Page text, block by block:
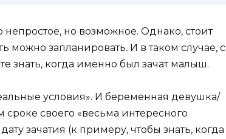
непростое, но возможное. Однако, стоит
можно запланировать. И в таком случае, с
знать, когда именно был зачат малыш.
условия». И беременная девушка/
своего «весьма интересного
зачатия (к примеру, чтобы знать, когда